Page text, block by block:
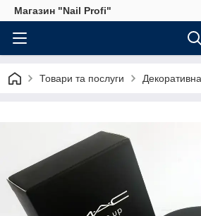
Магазин "Nail Profi"
Товари та послуги